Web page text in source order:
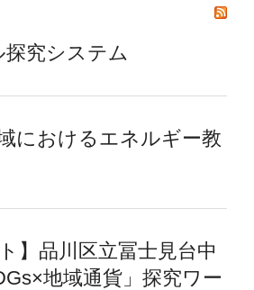
究システム
におけるエネルギー教
】品川区立冨士見台中
地域通貨」探究ワー